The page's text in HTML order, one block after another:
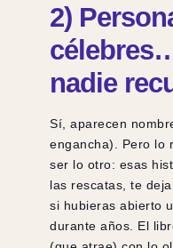
2)
nadie
Sí, aparecen
engancha). Pero lo
ser lo otro: esas
las rescatas, te
si hubieras abierto
durante años. El